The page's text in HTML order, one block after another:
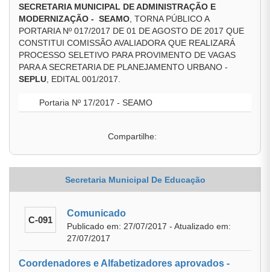
SECRETARIA MUNICIPAL DE ADMINISTRAÇÃO E
MODERNIZAÇÃO - SEAMO , TORNA PÚBLICO A
PORTARIA Nº 017/2017 DE 01 DE AGOSTO DE 2017 QUE
CONSTITUI COMISSÃO AVALIADORA QUE REALIZARÁ
PROCESSO SELETIVO PARA PROVIMENTO DE VAGAS
PARA A SECRETARIA DE PLANEJAMENTO URBANO -
SEPLU , EDITAL 001/2017.
Portaria Nº 17/2017 - SEAMO
Compartilhe:
Secretaria Municipal De Educação
C-091
Comunicado
Publicado em: 27/07/2017 - Atualizado em:
27/07/2017
Coordenadores e Alfabetizadores aprovados -